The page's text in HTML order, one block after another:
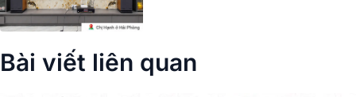
Bài viết liên quan